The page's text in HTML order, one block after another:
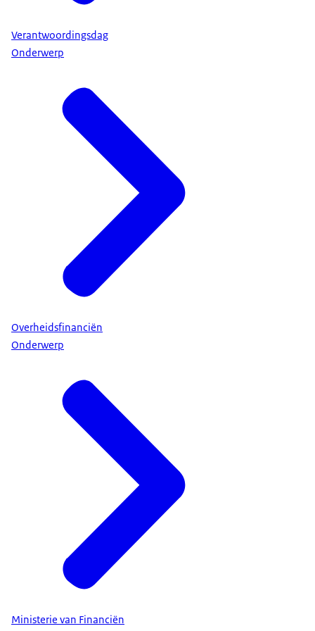
ontwikkelingen? Wat hebben we gedaan om die
in goede banen te leiden? En wat betekent dit
voor de schatkist? Dat is zoals we het altijd doen.
Maar je kunt er ook anders naar kijken. Je kunt ook
uitzoomen en het Financieel Jaarverslag van het
Rijk beschouwen als een reeks ontwikkelingen en
ingrepen die hun werkelijke consequenties pas in
de toekomst laten zien. Met onder de streep de
vraag: welke schulden schuiven we door naar de
generaties na ons?
Ik wil beide doen. Dus niet alleen terugkijken maar
is of op knappen staat.
Op dit punt wil ik de ARK hartelijk danken voor
haar kritische blik, zoals gebruikelijk. We doen
natuurlijk altijd al ons uiterste best om zorgvuldig
om te gaan de middelen die ons zijn toevertrouwd
maar er zijn altijd wel punten waarop het nóg
beter kan. Het afgelopen jaar hebben we daarbij
als kabinet de koers gewijzigd en extra stappen
gezet, onder andere door de Taskforce Verbetering
Financieel Beheer. Deze taskforce vraagt op alle
niveaus aandacht voor een goede verantwoording
Verantwoordingsdag
Onderwerp
Overheidsfinanciën
Onderwerp
Ministerie van Financiën